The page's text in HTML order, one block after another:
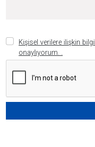
Kişisel verilere ilişkin
onaylıyorum. .